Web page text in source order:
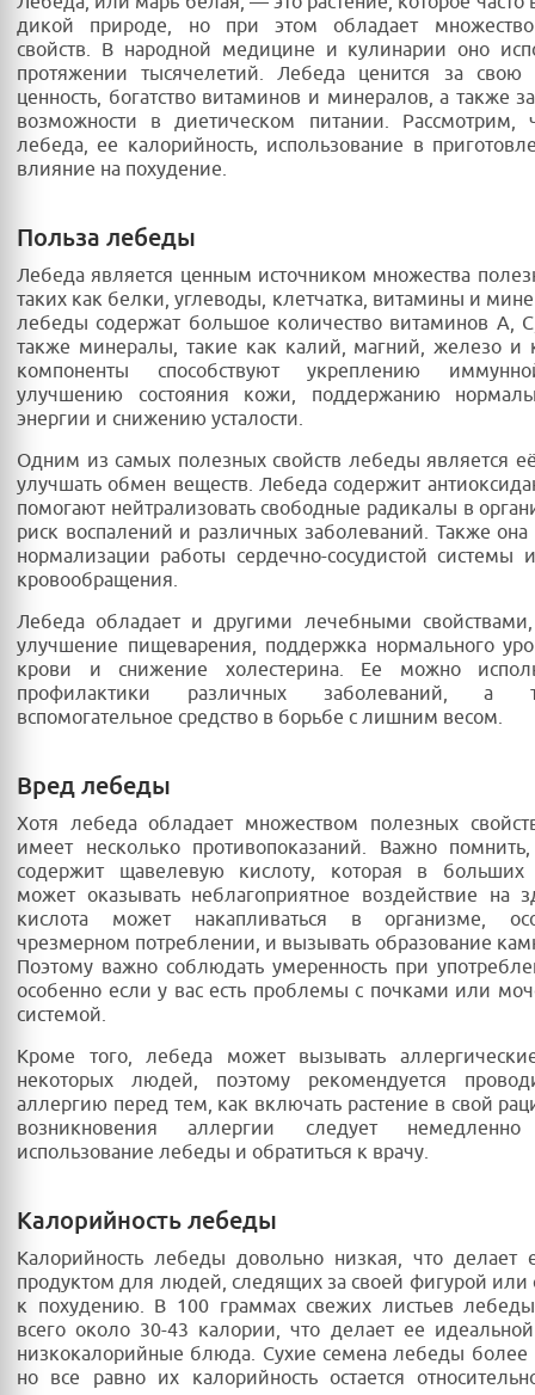
дикой природе, но при этом обладает
свойств. В народной медицине и кулинарии оно
протяжении тысячелетий. Лебеда ценится за свою
ценность, богатство витаминов и минералов, а также
возможности в диетическом питании. Рассмотрим,
лебеда, ее калорийность, использование в
влияние на похудение.
Польза лебеды
Лебеда является ценным источником множества
таких как белки, углеводы, клетчатка, витамины и
лебеды содержат большое количество витаминов A,
также минералы, такие как калий, магний, железо и
компоненты способствуют укреплению
улучшению состояния кожи, поддержанию
энергии и снижению усталости.
Одним из самых полезных свойств лебеды является её
улучшать обмен веществ. Лебеда содержит
помогают нейтрализовать свободные радикалы в
риск воспалений и различных заболеваний. Также она
нормализации работы сердечно-сосудистой системы
кровообращения.
Лебеда обладает и другими лечебными
улучшение пищеварения, поддержка нормального
крови и снижение холестерина. Ее можно
профилактики различных заболеваний, а
вспомогательное средство в борьбе с лишним весом.
Вред лебеды
Хотя лебеда обладает множеством полезных
имеет несколько противопоказаний. Важно
содержит щавелевую кислоту, которая в больших
может оказывать неблагоприятное воздействие на
кислота может накапливаться в организме,
чрезмерном потреблении, и вызывать образование
Поэтому важно соблюдать умеренность при
особенно если у вас есть проблемы с почками или
системой.
Кроме того, лебеда может вызывать
некоторых людей, поэтому рекомендуется
аллергию перед тем, как включать растение в свой
возникновения аллергии следует немедленно
использование лебеды и обратиться к врачу.
Калорийность лебеды
Калорийность лебеды довольно низкая, что делает
продуктом для людей, следящих за своей фигурой или
к похудению. В 100 граммах свежих листьев
всего около 30-43 калории, что делает ее
низкокалорийные блюда. Сухие семена лебеды более
но все равно их калорийность остается